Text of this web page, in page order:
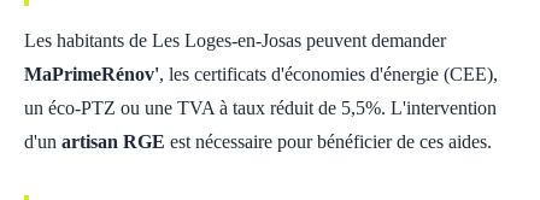
Les habitants de Les Loges-en-Josas peuvent demander
MaPrimeRénov', les certificats d'économies d'énergie (CEE),
un éco-PTZ ou une TVA à taux réduit de 5,5%. L'intervention
d'un artisan RGE est nécessaire pour bénéficier de ces aides.